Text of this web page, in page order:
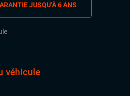
JUSQU’À 6 ANS
véhicule